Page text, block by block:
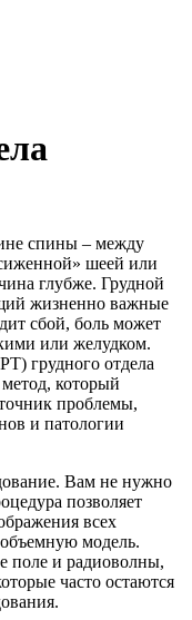
спины – между
шеей или
глубже. Грудной
жизненно важные
сбой, боль может
или желудком.
грудного отдела
который
проблемы,
и патологии
Вам не нужно
позволяет
всех
объемную модель.
поле и радиоволны,
часто остаются